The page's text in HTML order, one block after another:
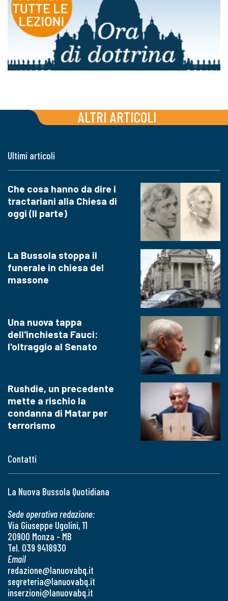
ALTRI ARTICOLI
Contatti
La Nuova Bussola Quotidiana
Sede operativa redazione:
Via Giuseppe Ugolini, 11
20900 Monza - MB
Tel. 039 9418930
Email
redazione@lanuovabq.it
segreteria@lanuovabq.it
inserzioni@lanuovabq.it
Ultimi articoli
Che cosa hanno da dire i
tractariani alla Chiesa di
oggi (II parte)
La Bussola stoppa il
funerale in chiesa del
massone
Una nuova tappa
dell'inchiesta Fauci:
l'oltraggio al Senato
Rushdie, un precedente
mette a rischio la
condanna di Matar per
terrorismo